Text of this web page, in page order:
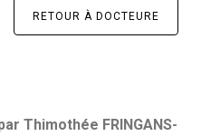
RETOUR À DOCTEURE
Thimothée FRINGANS-